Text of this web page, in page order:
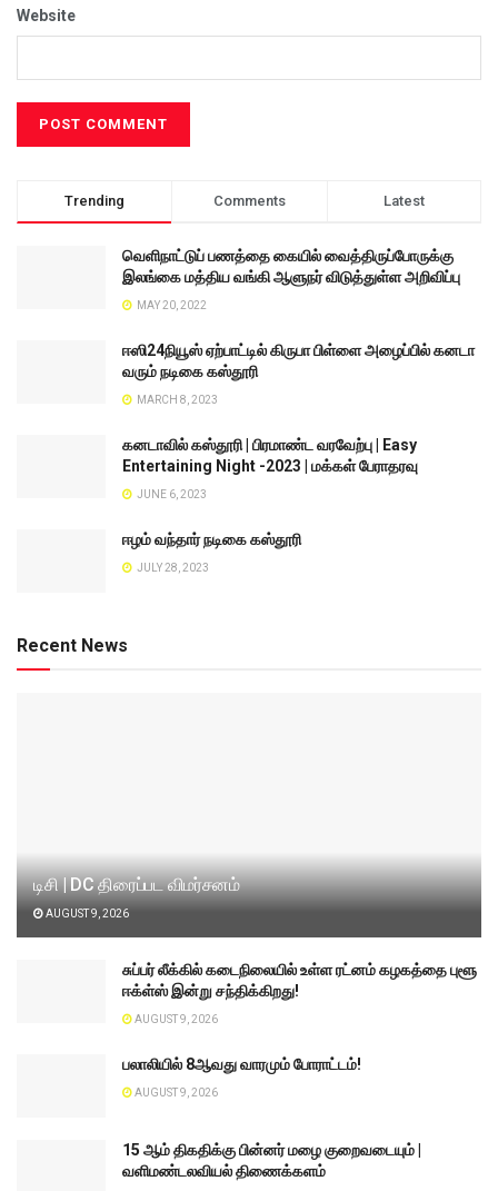
Website
Trending Comments Latest
வெளிநாட்டுப் பணத்தை கையில் வைத்திருப்போருக்கு
இலங்கை மத்திய வங்கி ஆளுநர் விடுத்துள்ள அறிவிப்பு
MAY 20, 2022
ஈஸி24நியூஸ் ஏற்பாட்டில் கிருபா பிள்ளை அழைப்பில் கனடா
வரும் நடிகை கஸ்தூரி
MARCH 8, 2023
கனடாவில் கஸ்தூரி | பிரமாண்ட வரவேற்பு | Easy
Entertaining Night -2023 | மக்கள் பேராதரவு
JUNE 6, 2023
ஈழம் வந்தார் நடிகை கஸ்தூரி
JULY 28, 2023
Recent News
டிசி | DC திரைப்பட விமர்சனம்
AUGUST 9, 2026
சுப்பர் லீக்கில் கடைநிலையில் உள்ள ரட்னம் கழகத்தை புளூ
ஈக்ள்ஸ் இன்று சந்திக்கிறது!
AUGUST 9, 2026
பலாலியில் 8ஆவது வாரமும் போராட்டம்!
AUGUST 9, 2026
15 ஆம் திகதிக்கு பின்னர் மழை குறைவடையும் |
வளிமண்டலவியல் திணைக்களம்